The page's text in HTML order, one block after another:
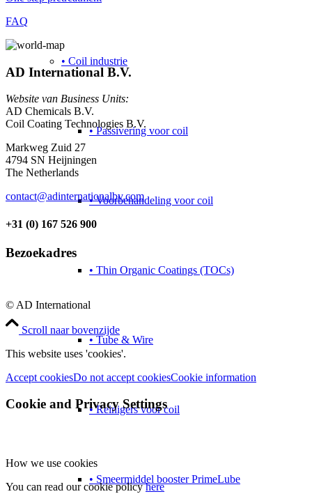
• Coil industrie
• Passivering voor coil
• Voorbehandeling voor coil
• Thin Organic Coatings (TOCs)
• Tube & Wire
• Reinigers voor coil
• Smeermiddel booster PrimeLube
FAQ
AD International B.V.
Website van Business Units:
AD Chemicals B.V.
Coil Coating Technologies B.V.
Markweg Zuid 27
4794 SN Heijningen
The Netherlands
contact@adinternationalbv.com
+31 (0) 167 526 900
Bezoekadres
© AD International
Scroll naar bovenzijde
This website uses 'cookies'.
Accept cookiesDo not accept cookiesCookie information
Cookie and Privacy Settings
How we use cookies
You can read our cookie policyhere